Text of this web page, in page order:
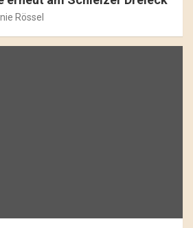
Rössel